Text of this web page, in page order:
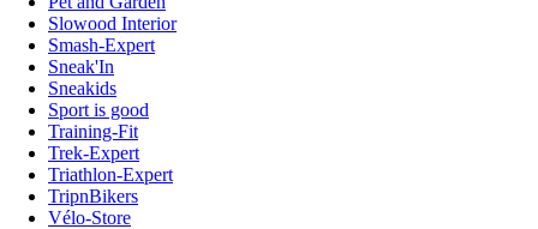
Slowood Interior
Smash-Expert
Sneak'In
Sneakids
Sport is good
Training-Fit
Trek-Expert
Triathlon-Expert
TripnBikers
Vélo-Store